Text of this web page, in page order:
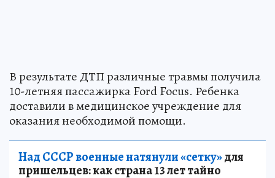
В результате ДТП различные травмы получила
10-летняя пассажирка Ford Focus. Ребенка
доставили в медицинское учреждение для
оказания необходимой помощи.
Над СССР военные натянули «сетку»для
пришельцев: как страна 13 лет тайно